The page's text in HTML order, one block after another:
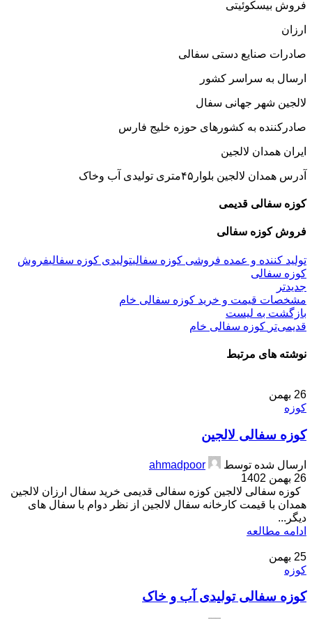
فروش بیسکوئیتی
ارزان
صادرات صنایع دستی سفالی
ارسال به سراسر کشور
لالجین شهر جهانی سفال
صادرکننده به کشورهای حوزه خلیج فارس
ایران همدان لالجین
آدرس همدان لالجین بلوار۴۵متری تولیدی آب وخاک
کوزه سفالی قدیمی
فروش کوزه سفالی
تولید کننده و عمده فروشی کوزه سفالیتولیدی کوزه سفالیفروش
کوزه سفالی
جدیدتر
مشخصات قیمت و خرید کوزه سفالی خام
بازگشت بە لیست
قدیمی‌تر کوزه سفالی خام
نوشته های مرتبط
26 بهمن
کوزه
کوزه سفالی لالجین
ارسال شده توسط
ahmadpoor
26 بهمن 1402
کوزه سفالی لالجین کوزه سفالی قدیمی خرید سفال ارزان لالجین
همدان با قیمت کارخانه سفال لالجین از نظر دوام با سفال های
دیگر...
ادامه مطالعه
25 بهمن
کوزه
کوزه سفالی تولیدی آب و خاک